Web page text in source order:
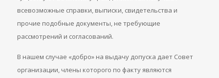
всевозможные справки, выписки, свидетельства и
прочие подобные документы, не требующие
рассмотрений и согласований.
В нашем случае «добро» на выдачу допуска дает Совет
организации, члены которого по факту являются